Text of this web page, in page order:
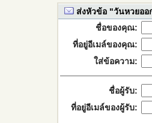
ส่งหัวข้อ "วันหวยออ
ชื่อของคุณ:
ที่อยู่อีเมล์ของคุณ:
ใส่ข้อความ:
ชื่อผู้รับ:
ที่อยู่อีเมล์ของผู้รับ: